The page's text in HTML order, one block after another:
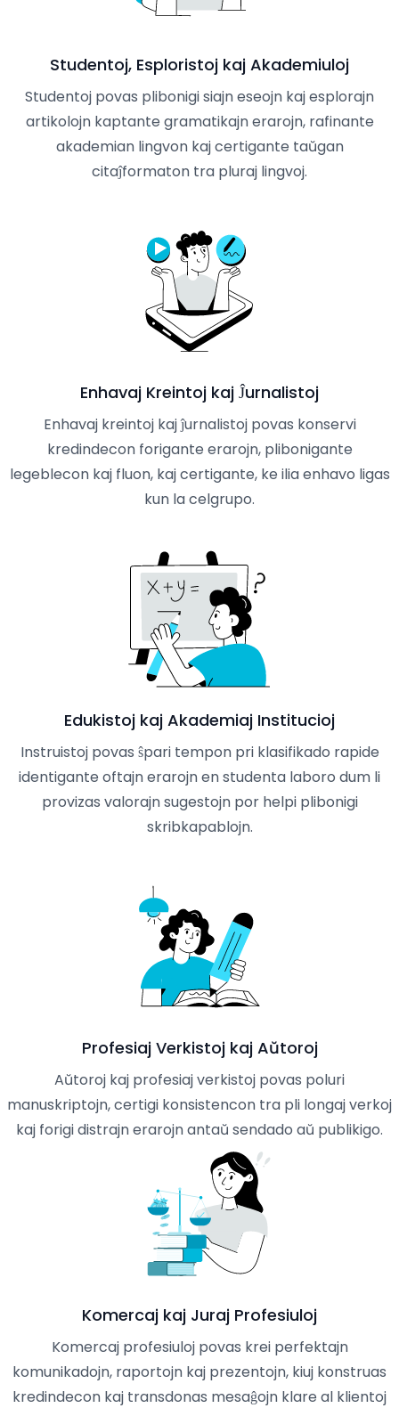
Studentoj, Esploristoj kaj Akademiuloj
Studentoj povas plibonigi siajn eseojn kaj esplorajn
artikolojn kaptante gramatikajn erarojn, rafinante
akademian lingvon kaj certigante taŭgan
citaĵformaton tra pluraj lingvoj.
Enhavaj Kreintoj kaj Ĵurnalistoj
Enhavaj kreintoj kaj ĵurnalistoj povas konservi
kredindecon forigante erarojn, plibonigante
legeblecon kaj fluon, kaj certigante, ke ilia enhavo ligas
kun la celgrupo.
Edukistoj kaj Akademiaj Institucioj
Instruistoj povas ŝpari tempon pri klasifikado rapide
identigante oftajn erarojn en studenta laboro dum li
provizas valorajn sugestojn por helpi plibonigi
skribkapablojn.
Profesiaj Verkistoj kaj Aŭtoroj
Aŭtoroj kaj profesiaj verkistoj povas poluri
manuskriptojn, certigi konsistencon tra pli longaj verkoj
kaj forigi distrajn erarojn antaŭ sendado aŭ publikigo.
Komercaj kaj Juraj Profesiuloj
Komercaj profesiuloj povas krei perfektajn
komunikadojn, raportojn kaj prezentojn, kiuj konstruas
kredindecon kaj transdonas mesaĝojn klare al klientoj